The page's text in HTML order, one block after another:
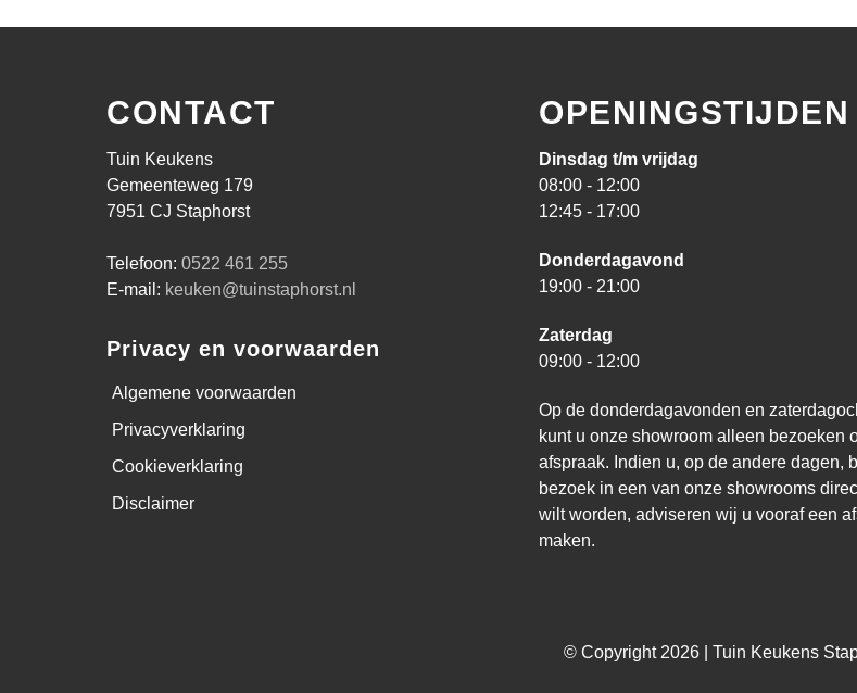
CONTACT
Tuin Keukens
Gemeenteweg 179
7951 CJ Staphorst
Telefoon:0522 461 255
E-mail: keuken@tuinstaphorst.nl
Privacy en voorwaarden
Algemene voorwaarden
Privacyverklaring
Cookieverklaring
Disclaimer
OPENINGSTIJDEN
Dinsdag t/m vrijdag
08:00 - 12:00
12:45 - 17:00
Donderdagavond
19:00 - 21:00
Zaterdag
09:00 - 12:00
Op de donderdagavonden en
kunt u onze showroom alleen bezoeken
afspraak. Indien u, op de andere dagen,
bezoek in een van onze showrooms
wilt worden, adviseren wij u vooraf een
maken.
© Copyright 2026 | Tuin Keukens